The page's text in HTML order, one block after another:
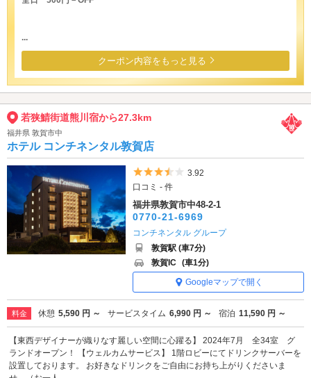
...
クーポン内容をもっと見る
若狭鯖街道熊川宿から27.3km
福井県 敦賀市中
ホテル コンチネンタル敦賀店
5つ星のうち3.5
3.92
口コミ - 件
福井県敦賀市中48-2-1
0770-21-6969
コンチネンタル グループ
敦賀駅 (車7分)
敦賀IC (車1分)
Googleマップで開く
料金 休憩 5,590 円 ～ サービスタイム 6,990 円 ～ 宿泊 11,590 円 ～
【東西デザイナーが織りなす麗しい空間に心躍る】 2024年7月 全34室 グ
ランドオープン！ 【ウェルカムサービス】 1階ロビーにてドリンクサーバーを
設置しております。 お好きなドリンクをご自由にお持ち上がりくださいま